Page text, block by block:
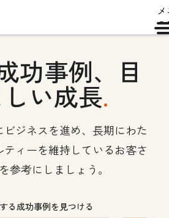
功事例、目
い成長.
ジネスを進め、長期にわた
ティーを維持しているお客さ
参考にしましょう。
る成功事例を見つける